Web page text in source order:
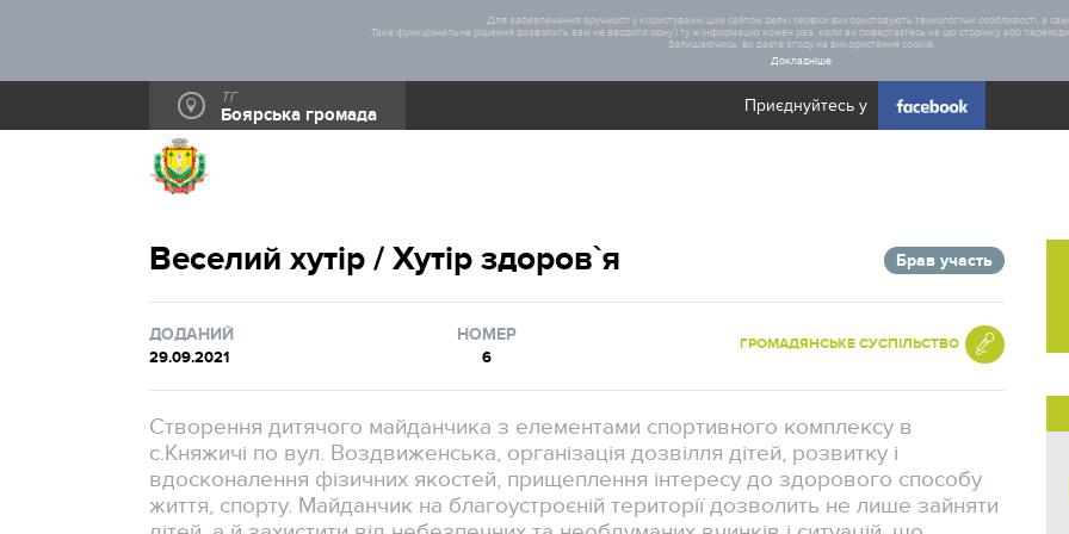
Для забезпечення зручності у користуванні цим сайтом деякі сервіси використовують технологічні особливості, а
Таке функціональне рішення дозволить вам не вводити одну і ту ж інформацію кожен раз, коли ви повертаєтесь на цю сторінку, або
Залишаючись, ви даєте згоду на використання cookie.
Докладніше
ТГ
Боярська громада Приєднуйтесь у
Веселий хутір / Хутір здоров`я Брав участь
ДОДАНИЙ
29.09.2021
НОМЕР
6
ГРОМАДЯНСЬКЕ СУСПІЛЬСТВО
Створення дитячого майданчика з елементами спортивного комплексу в
с.Княжичі по вул. Воздвиженська, організація дозвілля дітей, розвитку і
вдосконалення фізичних якостей, прищеплення інтересу до здорового способу
життя, спорту. Майданчик на благоустроєній території дозволить не лише зайняти